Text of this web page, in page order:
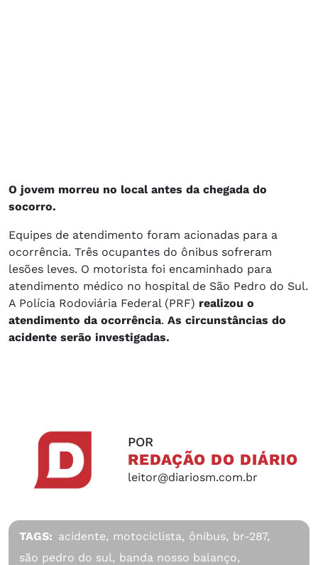
O jovem morreu no local antes da chegada do
socorro.
Equipes de atendimento foram acionadas para a
ocorrência. Três ocupantes do ônibus sofreram
lesões leves. O motorista foi encaminhado para
atendimento médico no hospital de São Pedro do Sul.
A Polícia Rodoviária Federal (PRF) realizou o
atendimento da ocorrência. As circunstâncias do
acidente serão investigadas.
POR
REDAÇÃO DO DIÁRIO
leitor@diariosm.com.br
TAGS: acidente, motociclista, ônibus, br-287,
são pedro do sul, banda nosso balanço,